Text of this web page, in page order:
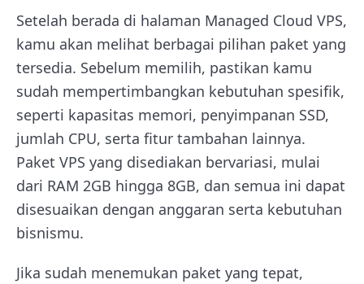
Setelah berada di halaman Managed Cloud VPS,
kamu akan melihat berbagai pilihan paket yang
tersedia. Sebelum memilih, pastikan kamu
sudah mempertimbangkan kebutuhan spesifik,
seperti kapasitas memori, penyimpanan SSD,
jumlah CPU, serta fitur tambahan lainnya.
Paket VPS yang disediakan bervariasi, mulai
dari RAM 2GB hingga 8GB, dan semua ini dapat
disesuaikan dengan anggaran serta kebutuhan
bisnismu.
Jika sudah menemukan paket yang tepat,